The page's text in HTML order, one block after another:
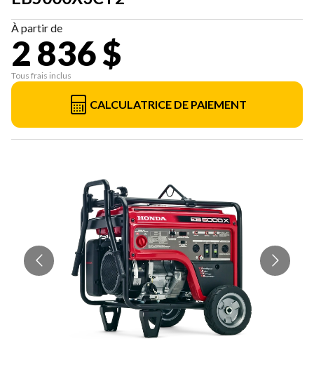
À partir de
2 836 $
Tous frais inclus
CALCULATRICE DE PAIEMENT